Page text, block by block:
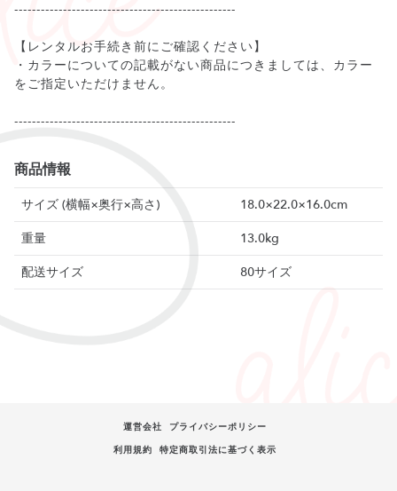
--------------------------------------------------
【レンタルお手続き前にご確認ください】
・カラーについての記載がない商品につきましては、カラー
をご指定いただけません。
商品情報
サイズ (横幅×奥行×高さ)
18.0×22.0×16.0cm
重量
13.0kg
配送サイズ
80サイズ
運営会社
プライバシーポリシー
利用規約
特定商取引法に基づく表示